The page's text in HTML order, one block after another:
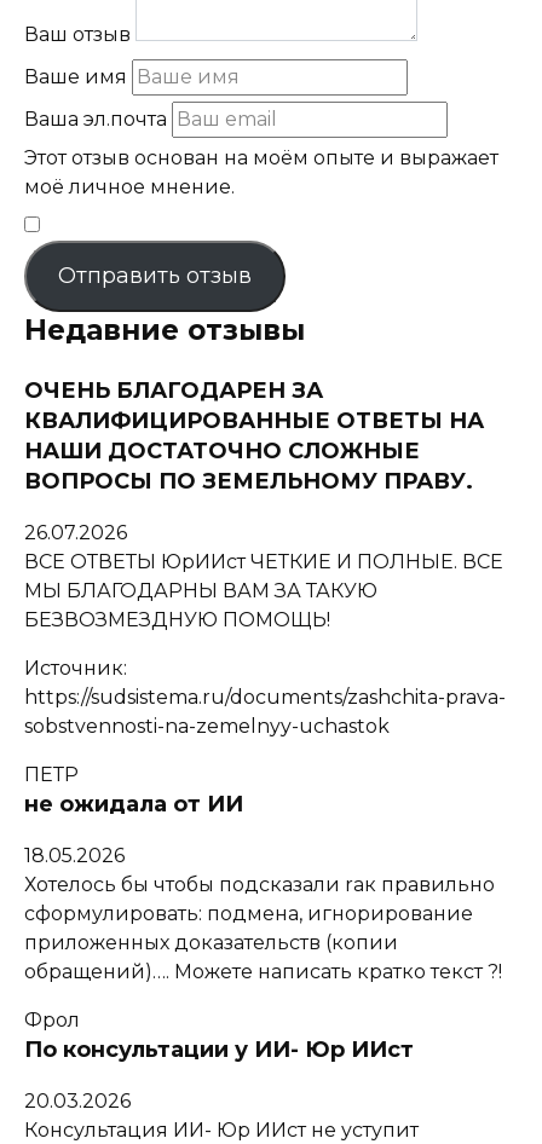
Ваш отзыв
Ваше имя
Ваша эл.почта
Этот отзыв основан на моём опыте и выражает
моё личное мнение.
Отправить отзыв
Недавние отзывы
ОЧЕНЬ БЛАГОДАРЕН ЗА
КВАЛИФИЦИРОВАННЫЕ ОТВЕТЫ НА
НАШИ ДОСТАТОЧНО СЛОЖНЫЕ
ВОПРОСЫ ПО ЗЕМЕЛЬНОМУ ПРАВУ.
26.07.2026
ВСЕ ОТВЕТЫ ЮрИИст ЧЕТКИЕ И ПОЛНЫЕ. ВСЕ
МЫ БЛАГОДАРНЫ ВАМ ЗА ТАКУЮ
БЕЗВОЗМЕЗДНУЮ ПОМОЩЬ!
Источник:
https://sudsistema.ru/documents/zashchita-prava-
sobstvennosti-na-zemelnyy-uchastok
ПЕТР
не ожидала от ИИ
18.05.2026
Хотелось бы чтобы подсказали rак правильно
сформулировать: подмена, игнорирование
приложенных доказательств (копии
обращений)…. Можете написать кратко текст ?!
Фрол
По консультации у ИИ- Юр ИИст
20.03.2026
Консультация ИИ- Юр ИИст не уступит